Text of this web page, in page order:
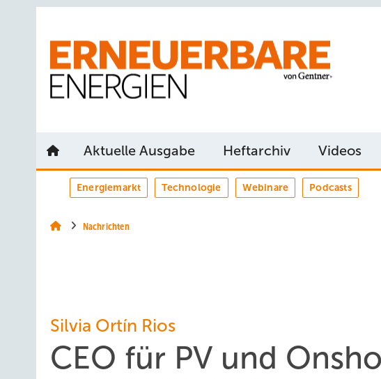
Aktuelle Ausgabe Heftarchiv Videos
Energiemarkt Technologie Webinare Podcasts
Nachrichten
Silvia Ortín Rios
CEO für PV und